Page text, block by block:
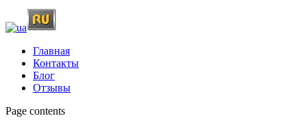
Главная
Контакты
Блог
Отзывы
Page contents